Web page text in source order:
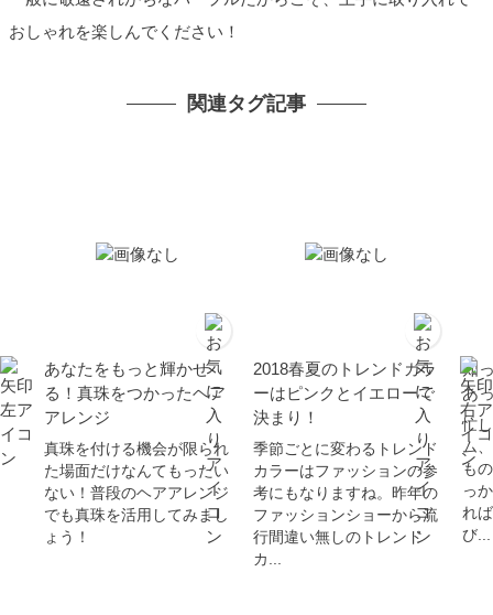
おしゃれを楽しんでください！
関連タグ記事
あなたをもっと輝かせ
る！真珠をつかったヘア
アレンジ
真珠を付ける機会が限られ
た場面だけなんてもったい
ない！普段のヘアアレンジ
でも真珠を活用してみまし
ょう！
2018春夏のトレンドカラ
ーはピンクとイエローで
決まり！
季節ごとに変わるトレンド
カラーはファッションの参
考にもなりますね。昨年の
ファッションショーから流
行間違い無しのトレンド
カ...
知
あ
忙
ム
も
っ
れ
び...